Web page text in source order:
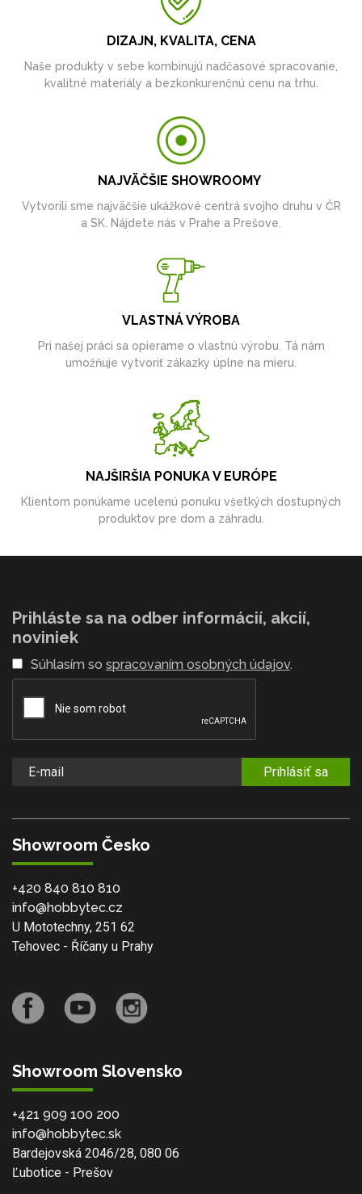
DIZAJN, KVALITA, CENA
Naše produkty v sebe kombinujú nadčasové spracovanie,
kvalitné materiály a bezkonkurenčnú cenu na trhu.
NAJVÄČŠIE SHOWROOMY
Vytvorili sme najväčšie ukážkové centrá svojho druhu v ČR
a SK. Nájdete nás v Prahe a Prešove.
VLASTNÁ VÝROBA
Pri našej práci sa opierame o vlastnú výrobu. Tá nám
umožňuje vytvoriť zákazky úplne na mieru.
NAJŠIRŠIA PONUKA V EURÓPE
Klientom ponúkame ucelenú ponuku všetkých dostupných
produktov pre dom a záhradu.
Prihláste sa na odber informácií, akcií,
noviniek
Súhlasím so spracovaním osobných údajov.
Prihlásiť sa
Showroom Česko
+420 840 810 810
info@hobbytec.cz
U Mototechny, 251 62
Tehovec - Říčany u Prahy
Showroom Slovensko
+421 909 100 200
info@hobbytec.sk
Bardejovská 2046/28, 080 06
Ľubotice - Prešov